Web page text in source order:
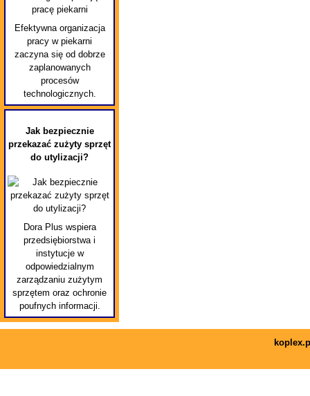
Efektywna organizacja
pracy w piekarni
zaczyna się od dobrze
zaplanowanych
procesów
technologicznych.
Jak bezpiecznie
przekazać zużyty sprzęt
do utylizacji?
Dora Plus wspiera
przedsiębiorstwa i
instytucje w
odpowiedzialnym
zarządzaniu zużytym
sprzętem oraz ochronie
poufnych informacji.